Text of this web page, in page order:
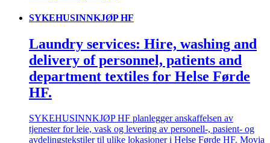
SYKEHUSINNKJØP HF
Laundry services: Hire, washing and
delivery of personnel, patients and
department textiles for Helse Førde
HF.
SYKEHUSINNKJØP HF planlegger anskaffelsen av
tjenester for leie, vask og levering av personell-, pasient- og
avdelingstekstiler til ulike lokasjoner i Helse Førde HF. Movia